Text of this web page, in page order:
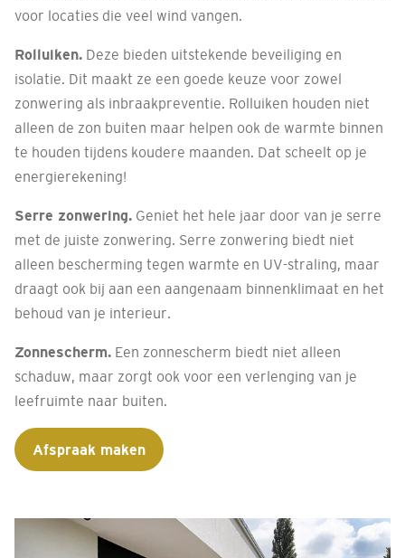
voor locaties die veel wind vangen.
Rolluiken. Deze bieden uitstekende beveiliging en
isolatie. Dit maakt ze een goede keuze voor zowel
zonwering als inbraakpreventie. Rolluiken houden niet
alleen de zon buiten maar helpen ook de warmte binnen
te houden tijdens koudere maanden. Dat scheelt op je
energierekening!
Serre zonwering. Geniet het hele jaar door van je serre
met de juiste zonwering. Serre zonwering biedt niet
alleen bescherming tegen warmte en UV-straling, maar
draagt ook bij aan een aangenaam binnenklimaat en het
behoud van je interieur.
Zonnescherm. Een zonnescherm biedt niet alleen
schaduw, maar zorgt ook voor een verlenging van je
leefruimte naar buiten.
Afspraak maken